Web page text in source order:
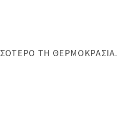
ΤΗ ΘΕΡΜΟΚΡΑΣΊΑ.